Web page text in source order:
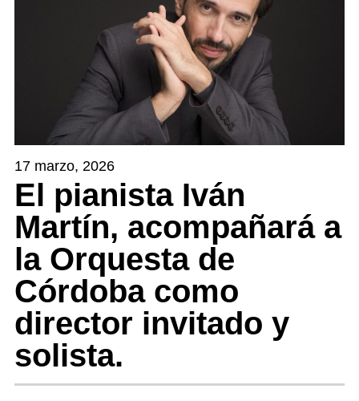
17 marzo, 2026
El pianista Iván
Martín, acompañará a
la Orquesta de
Córdoba como
director invitado y
solista.